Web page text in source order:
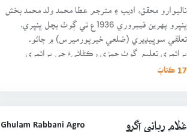
ناليوارو محقق، اديب ۽ مترجم عطا محمد ولد محمد بخش
ڀنڀرو پهرين فيبروري 1936ع تي ڳوٺ بچل ڀنڀري،
تعلقي سوڀيڍيري (ضلعي خيرپورميرس) ۾ ڄائو.
پرائمري تعليم ڳوٺ حمزي رڪڻائيءَ جي پرائمري
17 ڪتابَ
غلام رباني آگرو Ghulam Rabbani Agro